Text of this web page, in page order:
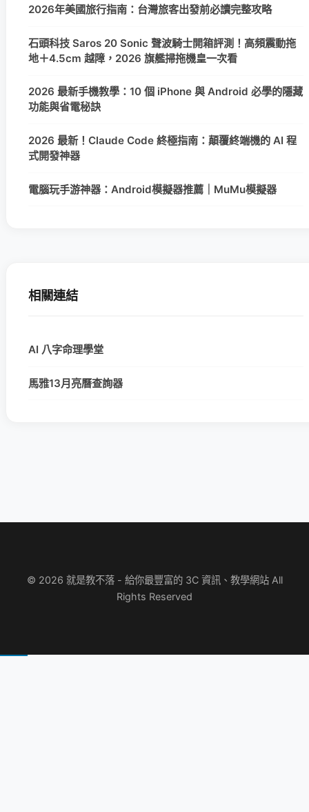
2026年美國旅行指南：台灣旅客出發前必讀完整攻略
石頭科技 Saros 20 Sonic 聲波騎士開箱評測！高頻震動拖
地＋4.5cm 越障，2026 旗艦掃拖機皇一次看
2026 最新手機教學：10 個 iPhone 與 Android 必學的隱藏
功能與省電秘訣
2026 最新！Claude Code 終極指南：顛覆終端機的 AI 程
式開發神器
電腦玩手游神器：Android模擬器推薦｜MuMu模擬器
相關連結
AI 八字命理學堂
馬雅13月亮曆查詢器
© 2026 就是教不落 - 給你最豐富的 3C 資訊、教學網站 All
Rights Reserved